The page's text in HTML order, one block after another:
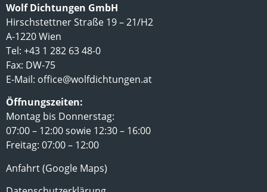
Wolf Dichtungen GmbH
Hirschstettner Straße 19 – 21/H2
A-1220 Wien
Tel: +43 1 282 63 48-0
Fax: DW-75
E-Mail: office@wolfdichtungen.at
Öffnungszeiten:
Montag bis Donnerstag:
07:00 – 12:00 sowie 12:30 – 16:00
Freitag: 07:00 – 12:00
Anfahrt (Google Maps)